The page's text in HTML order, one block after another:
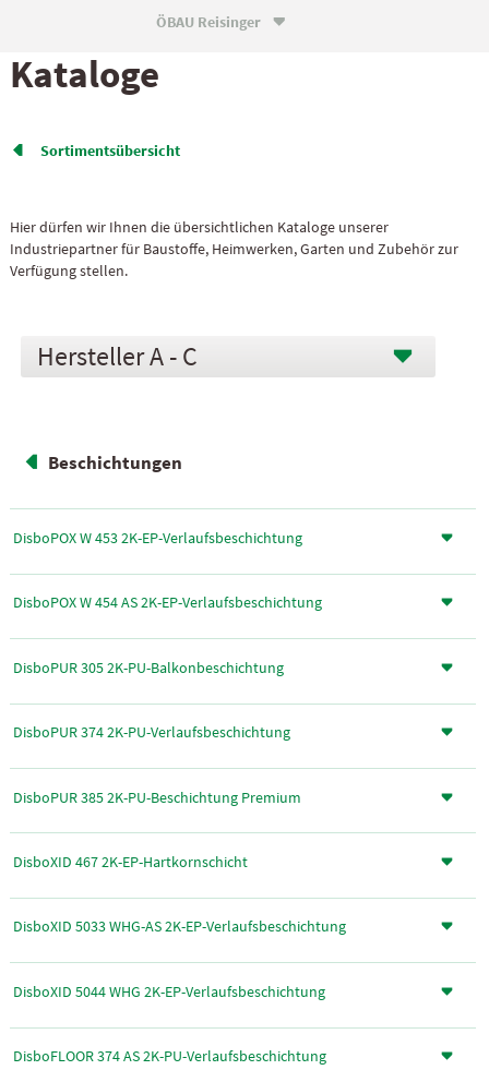
ÖBAU Reisinger 
Kataloge
 Sortiments­übersicht
Hier dürfen wir Ihnen die übersichtlichen Kataloge unserer
Industriepartner für Baustoffe, Heimwerken, Garten und Zubehör zur
Verfügung stellen.
A - C
Beschichtungen
DisboPOX W 453 2K-EP-Verlaufsbeschichtung
DisboPOX W 454 AS 2K-EP-Verlaufsbeschichtung
DisboPUR 305 2K-PU-Balkonbeschichtung
DisboPUR 374 2K-PU-Verlaufsbeschichtung
DisboPUR 385 2K-PU-Beschichtung Premium
DisboXID 467 2K-EP-Hartkornschicht
DisboXID 5033 WHG-AS 2K-EP-Verlaufsbeschichtung
DisboXID 5044 WHG 2K-EP-Verlaufsbeschichtung
DisboFLOOR 374 AS 2K-PU-Verlaufsbeschichtung